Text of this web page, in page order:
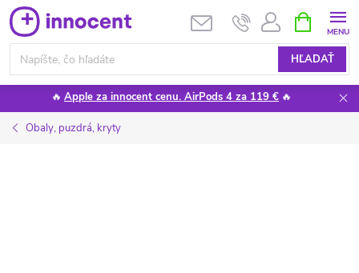
Prejsť
na
obsah
HĽADAŤ
KOŠÍK
🔥 Apple za innocent cenu. AirPods 4 za 119 € 🔥
Obaly, puzdrá, kryty